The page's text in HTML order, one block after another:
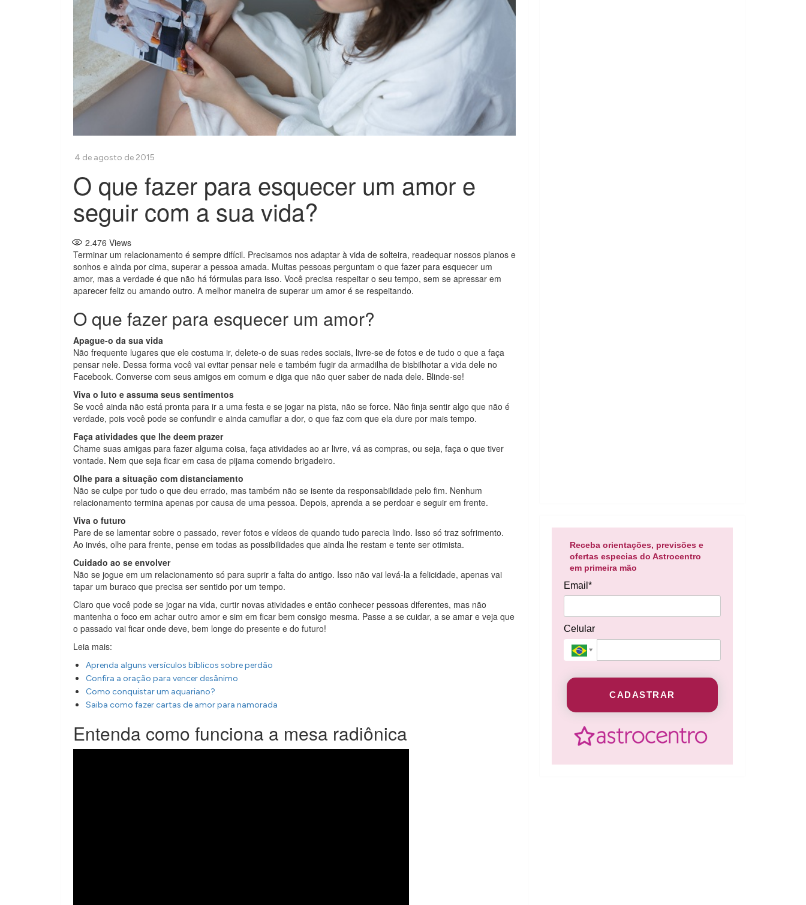
O que fazer para esquecer um amor e
seguir com a sua vida?
2.476 Views
Terminar um relacionamento é sempre difícil. Precisamos nos adaptar à vida de solteira, readequar nossos planos e
sonhos e ainda por cima, superar a pessoa amada. Muitas pessoas perguntam o que fazer para esquecer um
amor, mas a verdade é que não há fórmulas para isso. Você precisa respeitar o seu tempo, sem se apressar em
aparecer feliz ou amando outro. A melhor maneira de superar um amor é se respeitando.
O que fazer para esquecer um amor?
Apague-o da sua vida
Não frequente lugares que ele costuma ir, delete-o de suas redes sociais, livre-se de fotos e de tudo o que a faça
pensar nele. Dessa forma você vai evitar pensar nele e também fugir da armadilha de bisbilhotar a vida dele no
Facebook. Converse com seus amigos em comum e diga que não quer saber de nada dele. Blinde-se!
Viva o luto e assuma seus sentimentos
Se você ainda não está pronta para ir a uma festa e se jogar na pista, não se force. Não finja sentir algo que não é
verdade, pois você pode se confundir e ainda camuflar a dor, o que faz com que ela dure por mais tempo.
Faça atividades que lhe deem prazer
Chame suas amigas para fazer alguma coisa, faça atividades ao ar livre, vá as compras, ou seja, faça o que tiver
vontade. Nem que seja ficar em casa de pijama comendo brigadeiro.
Olhe para a situação com distanciamento
Não se culpe por tudo o que deu errado, mas também não se isente da responsabilidade pelo fim. Nenhum
relacionamento termina apenas por causa de uma pessoa. Depois, aprenda a se perdoar e seguir em frente.
Viva o futuro
Pare de se lamentar sobre o passado, rever fotos e vídeos de quando tudo parecia lindo. Isso só traz sofrimento.
Ao invés, olhe para frente, pense em todas as possibilidades que ainda lhe restam e tente ser otimista.
Cuidado ao se envolver
Não se jogue em um relacionamento só para suprir a falta do antigo. Isso não vai levá-la a felicidade, apenas vai
tapar um buraco que precisa ser sentido por um tempo.
Claro que você pode se jogar na vida, curtir novas atividades e então conhecer pessoas diferentes, mas não
mantenha o foco em achar outro amor e sim em ficar bem consigo mesma. Passe a se cuidar, a se amar e veja que
o passado vai ficar onde deve, bem longe do presente e do futuro!
Leia mais:
Aprenda alguns versículos bíblicos sobre perdão
Confira a oração para vencer desânimo
Como conquistar um aquariano?
Saiba como fazer cartas de amor para namorada
Entenda como funciona a mesa radiônica
Receba orientações, previsões e
ofertas especias do Astrocentro
em primeira mão
Email*
Celular
CADASTRAR